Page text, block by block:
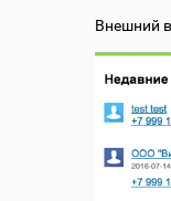
Внешний